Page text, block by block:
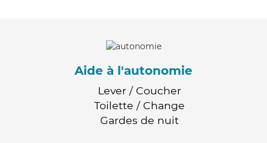
Aide à l'autonomie
Lever / Coucher
Toilette / Change
Gardes de nuit